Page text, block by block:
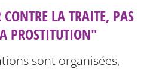
LA TRAITE, PAS
PROSTITUTION"
sont organisées,